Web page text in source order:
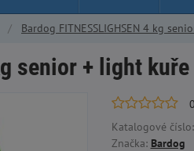
Bardog FITNESSLIGHSEN 4 kg
senior + light
0
Katalogové
Značka: Bardog